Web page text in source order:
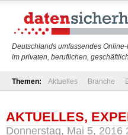
Deutschlands umfassendes
im privaten, beruflichen,
Themen: Aktuelles Branche
AKTUELLES,
Donnerstag, Mai 5, 2016